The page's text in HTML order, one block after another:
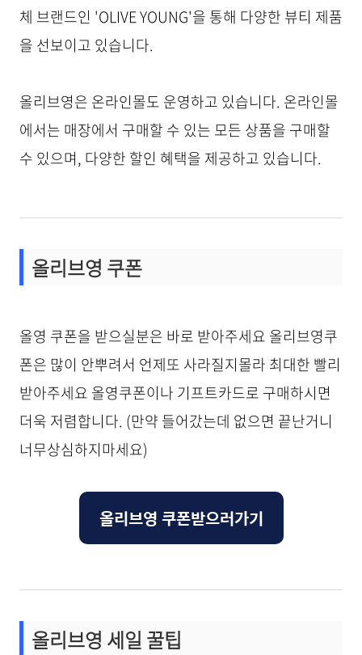
체 브랜드인 'OLIVE YOUNG'을 통해 다양한 뷰티 제품
을 선보이고 있습니다.
올리브영은 온라인몰도 운영하고 있습니다. 온라인몰
에서는 매장에서 구매할 수 있는 모든 상품을 구매할
수 있으며, 다양한 할인 혜택을 제공하고 있습니다.
올리브영 쿠폰
올영 쿠폰을 받으실분은 바로 받아주세요 올리브영쿠
폰은 많이 안뿌려서 언제또 사라질지몰라 최대한 빨리
받아주세요 올영쿠폰이나 기프트카드로 구매하시면
더욱 저렴합니다. (만약 들어갔는데 없으면 끝난거니
너무상심하지마세요)
올리브영 쿠폰받으러가기
올리브영 세일 꿀팁